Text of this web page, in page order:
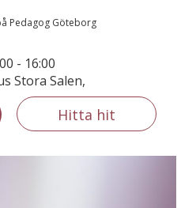
Pedagog Göteborg
- 16:00
Stora Salen,
Hitta hit